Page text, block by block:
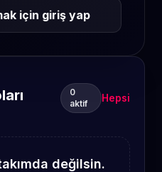
için giriş yap
0
aktif
Hepsi
değilsin.